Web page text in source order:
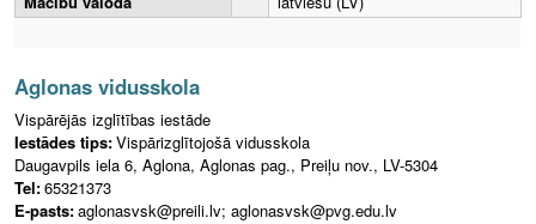
Aglonas vidusskola
Vispārējās izglītības iestāde
Iestādes tips:Vispārizglītojošā vidusskola
Daugavpils iela 6, Aglona, Aglonas pag., Preiļu nov., LV-5304
Tel:65321373
E-pasts:aglonasvsk@preili.lv; aglonasvsk@pvg.edu.lv